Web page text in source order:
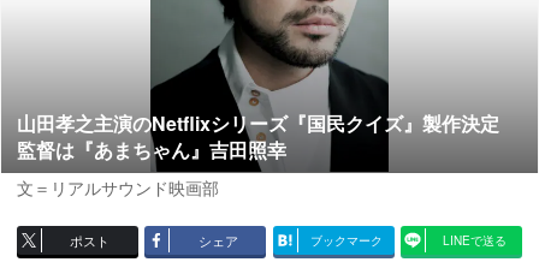
山田孝之主演のNetflixシリーズ『国民クイズ』製作決定
監督は『あまちゃん』吉田照幸
文＝リアルサウンド映画部
ポスト シェア ブックマーク LINEで送る